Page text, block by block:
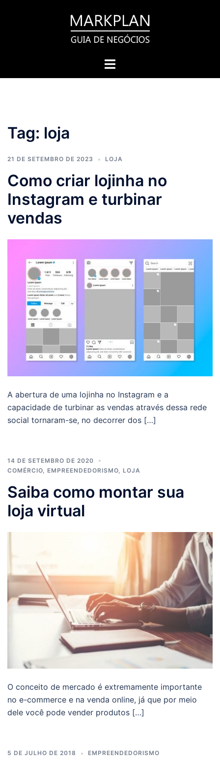
Toggle
Tag: loja
21 DE SETEMBRO DE 2023 LOJA
Como criar lojinha no
Instagram e turbinar
vendas
A abertura de uma lojinha no Instagram e a
capacidade de turbinar as vendas através dessa rede
social tornaram-se, no decorrer dos […]
14 DE SETEMBRO DE 2020
COMÉRCIO
EMPREENDEDORISMO LOJA
Saiba como montar sua
loja virtual
O conceito de mercado é extremamente importante
no e-commerce e na venda online, já que por meio
dele você pode vender produtos […]
5 DE JULHO DE 2018 EMPREENDEDORISMO